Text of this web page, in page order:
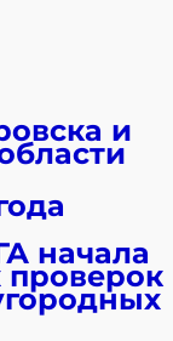
и
начала
проверок